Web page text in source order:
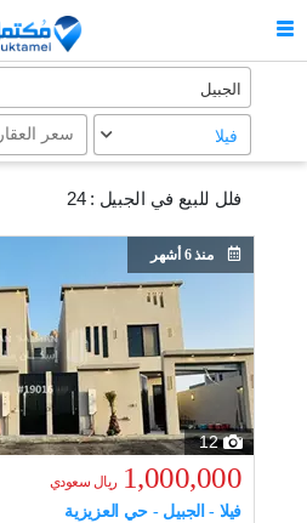
الجبيل
فيلا سعر العقار
فلل للبيع في الجبيل : 24
12
منذ 6 أشهر
فيلا - الجبيل - حي العزيزية
1,000,000 ريال سعودي